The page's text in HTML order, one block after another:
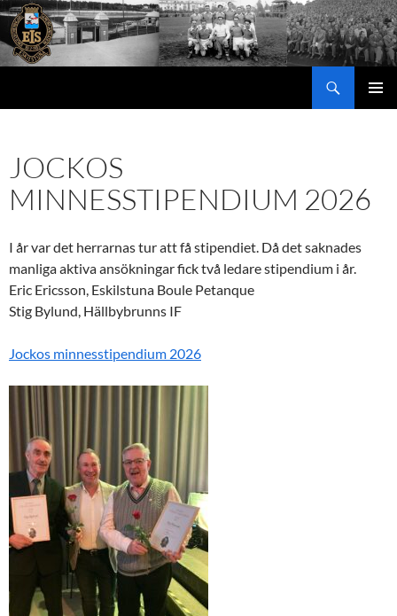
Hoppa
till
innehåll
JOCKOS
MINNESSTIPENDIUM 2026
I år var det herrarnas tur att få stipendiet. Då det saknades
manliga aktiva ansökningar fick två ledare stipendium i år.
Eric Ericsson, Eskilstuna Boule Petanque
Stig Bylund, Hällbybrunns IF
Jockos minnesstipendium 2026